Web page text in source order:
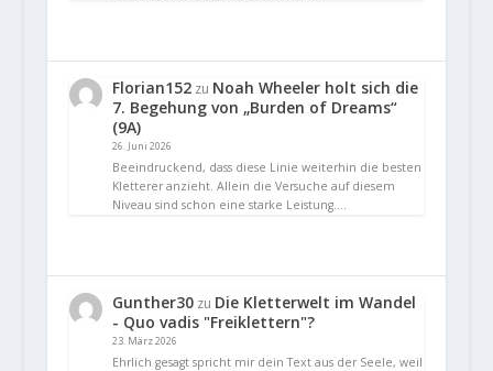
Florian152zu Noah Wheeler holt sich die
7. Begehung von „Burden of Dreams“
(9A)
26. Juni 2026
Beeindruckend, dass diese Linie weiterhin die besten
Kletterer anzieht. Allein die Versuche auf diesem
Niveau sind schon eine starke Leistung.…
Gunther30zu Die Kletterwelt im Wandel
- Quo vadis "Freiklettern"?
23. März 2026
Ehrlich gesagt spricht mir dein Text aus der Seele, weil